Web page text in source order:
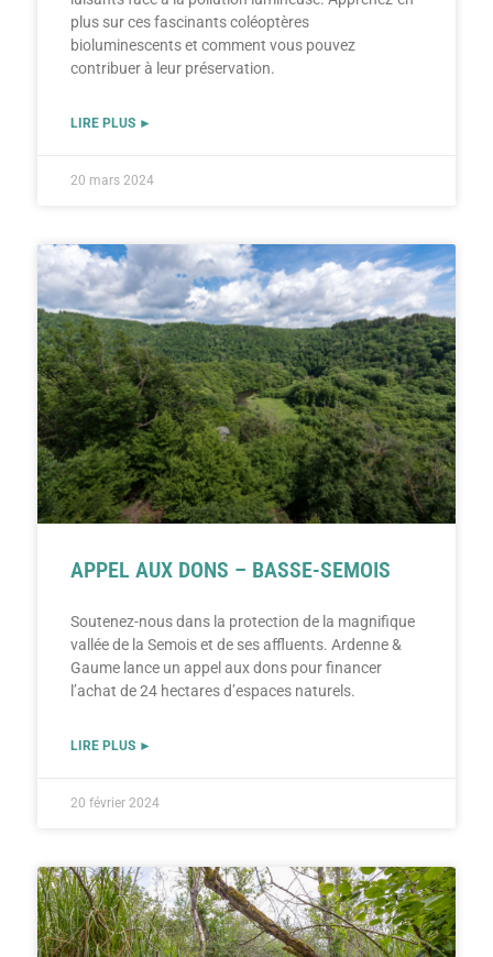
plus sur ces fascinants coléoptères
bioluminescents et comment vous pouvez
contribuer à leur préservation.
LIRE PLUS ►
20 mars 2024
APPEL AUX DONS – BASSE-SEMOIS
Soutenez-nous dans la protection de la magnifique
vallée de la Semois et de ses affluents. Ardenne &
Gaume lance un appel aux dons pour financer
l’achat de 24 hectares d’espaces naturels.
LIRE PLUS ►
20 février 2024